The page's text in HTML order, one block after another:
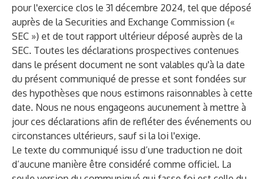
pour l'exercice clos le 31 décembre 2024, tel que déposé
auprès de la Securities and Exchange Commission («
SEC ») et de tout rapport ultérieur déposé auprès de la
SEC. Toutes les déclarations prospectives contenues
dans le présent document ne sont valables qu'à la date
du présent communiqué de presse et sont fondées sur
des hypothèses que nous estimons raisonnables à cette
date. Nous ne nous engageons aucunement à mettre à
jour ces déclarations afin de refléter des événements ou
circonstances ultérieurs, sauf si la loi l'exige.
Le texte du communiqué issu d’une traduction ne doit
d’aucune manière être considéré comme officiel. La